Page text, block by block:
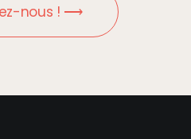
nous ! ⟶